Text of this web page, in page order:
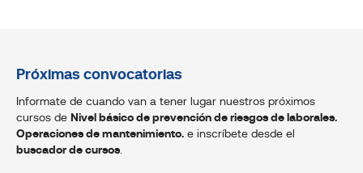
Próximas convocatorias
Informate de cuando van a tener lugar nuestros próximos
cursos de Nivel básico de prevención de riesgos de laborales.
Operaciones de mantenimiento. e inscríbete desde el
buscador de cursos.